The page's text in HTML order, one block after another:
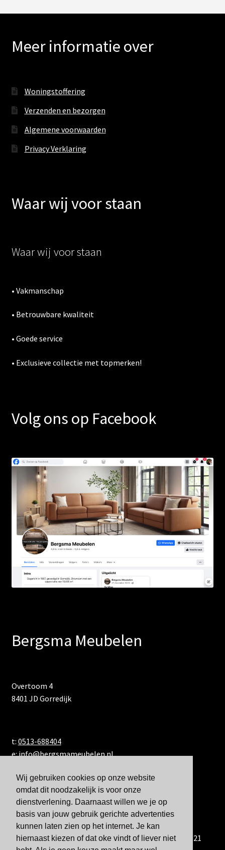
Wij gebruiken cookies op onze website
omdat dit noodzakelijk is voor onze
dienstverlening. Daarnaast willen we je op
basis van jouw gebruik gerichte advertenties
kunnen laten zien op het internet. Je kan
hiernaast kiezen of dat oke vindt of liever niet
Meer informatie over
Woningstoffering
Verzenden en bezorgen
Algemene voorwaarden
Privacy Verklaring
Waar wij voor staan
Waar wij voor staan
• Vakmanschap
• Betrouwbare kwaliteit
• Goede service
• Exclusieve collectie met topmerken!
Volg ons op Facebook
Bergsma Meubelen
Overtoom 4
8401 JD Gorredijk
t: 0513-688404
e:info@bergsmameubelen.nl
U kunt ons ook bereiken via WhatsApp via 06-833 60 921